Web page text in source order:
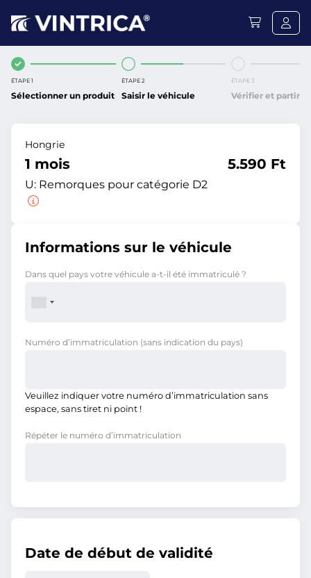
ÉTAPE 1
Sélectionner un produit
ÉTAPE 2
Saisir le véhicule
ÉTAPE 3
Vérifier et partir
Hongrie
1 mois
U: Remorques pour catégorie D2
5.590 Ft
Informations sur le véhicule
Dans quel pays votre véhicule a-t-il été immatriculé ?
Numéro d’immatriculation (sans indication du pays)
Veuillez indiquer votre numéro d’immatriculation sans
espace, sans tiret ni point !
Répéter le numéro d’immatriculation
Date de début de validité